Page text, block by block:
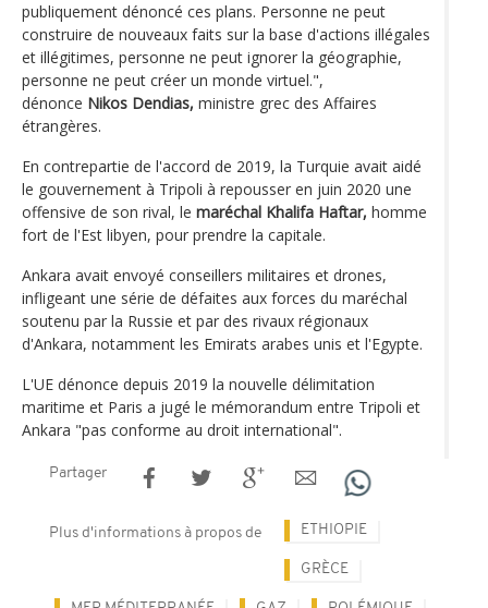
publiquement dénoncé ces plans. Personne ne peut
construire de nouveaux faits sur la base d'actions illégales
et illégitimes, personne ne peut ignorer la géographie,
personne ne peut créer un monde virtuel.",
dénonce Nikos Dendias, ministre grec des Affaires
étrangères.
En contrepartie de l'accord de 2019, la Turquie avait aidé
le gouvernement à Tripoli à repousser en juin 2020 une
offensive de son rival, le maréchal Khalifa Haftar, homme
fort de l'Est libyen, pour prendre la capitale.
Ankara avait envoyé conseillers militaires et drones,
infligeant une série de défaites aux forces du maréchal
soutenu par la Russie et par des rivaux régionaux
d'Ankara, notamment les Emirats arabes unis et l'Egypte.
L'UE dénonce depuis 2019 la nouvelle délimitation
maritime et Paris a jugé le mémorandum entre Tripoli et
Ankara "pas conforme au droit international".
Partager
Plus d'informations à propos de ETHIOPIE
GRÈCE